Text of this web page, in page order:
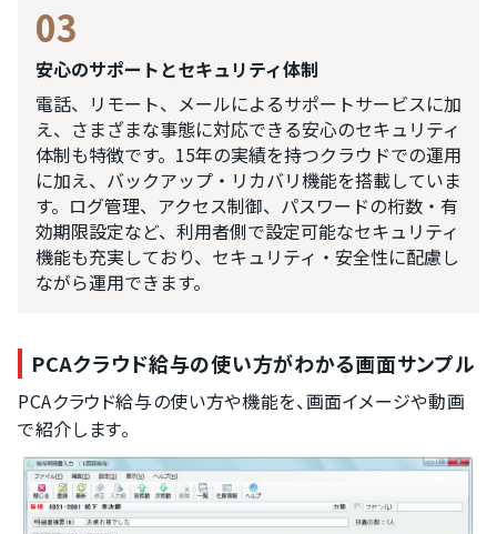
03
安心のサポートとセキュリティ体制
電話、リモート、メールによるサポートサービスに加
え、さまざまな事態に対応できる安心のセキュリティ
体制も特徴です。15年の実績を持つクラウドでの運用
に加え、バックアップ・リカバリ機能を搭載していま
す。ログ管理、アクセス制御、パスワードの桁数・有
効期限設定など、利用者側で設定可能なセキュリティ
機能も充実しており、セキュリティ・安全性に配慮し
ながら運用できます。
PCAクラウド給与の使い方がわかる画面サンプル
PCAクラウド給与の使い方や機能を、画面イメージや動画
で紹介します。